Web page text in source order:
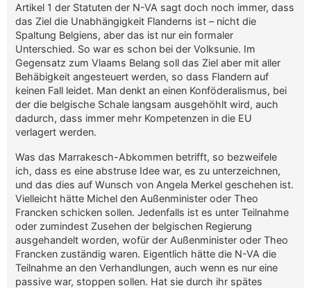
Artikel 1 der Statuten der N-VA sagt doch noch immer, dass
das Ziel die Unabhängigkeit Flanderns ist – nicht die
Spaltung Belgiens, aber das ist nur ein formaler
Unterschied. So war es schon bei der Volksunie. Im
Gegensatz zum Vlaams Belang soll das Ziel aber mit aller
Behäbigkeit angesteuert werden, so dass Flandern auf
keinen Fall leidet. Man denkt an einen Konföderalismus, bei
der die belgische Schale langsam ausgehöhlt wird, auch
dadurch, dass immer mehr Kompetenzen in die EU
verlagert werden.
Was das Marrakesch-Abkommen betrifft, so bezweifele
ich, dass es eine abstruse Idee war, es zu unterzeichnen,
und das dies auf Wunsch von Angela Merkel geschehen ist.
Vielleicht hätte Michel den Außenminister oder Theo
Francken schicken sollen. Jedenfalls ist es unter Teilnahme
oder zumindest Zusehen der belgischen Regierung
ausgehandelt worden, wofür der Außenminister oder Theo
Francken zuständig waren. Eigentlich hätte die N-VA die
Teilnahme an den Verhandlungen, auch wenn es nur eine
passive war, stoppen sollen. Hat sie durch ihr spätes